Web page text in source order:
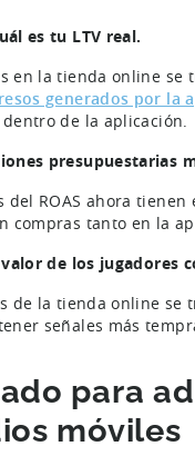
es tu LTV real.
en la tienda online se
generados por la
de la aplicación.
presupuestarias
del ROAS ahora
compras tanto en la
de los jugadores
de la tienda online se
señales más
para
móviles